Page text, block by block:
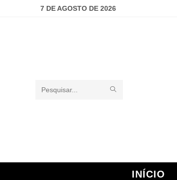
7 DE AGOSTO DE 2026
Pesquisar
INÍCIO